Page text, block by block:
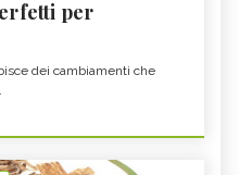
per
dei cambiamenti che